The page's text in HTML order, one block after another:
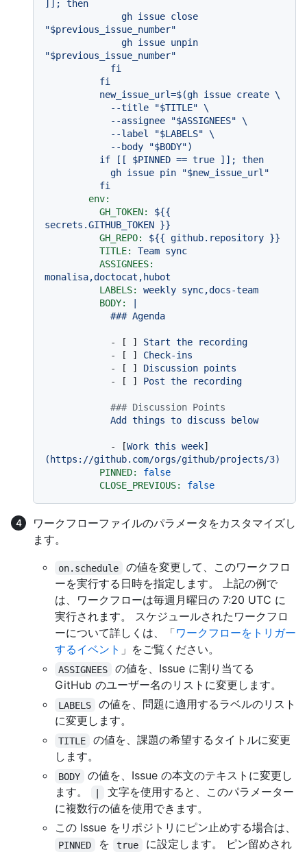
]]; then
"$previous_issue_number"
"$previous_issue_number"
env:
GH_TOKEN:
${{
secrets.GITHUB_TOKEN }}
GH_REPO:
${{ github.repository }}
TITLE:
Team sync
ASSIGNEES:
monalisa,doctocat,hubot
LABELS:
weekly sync,docs-team
BODY:
- [ ] Start the
recording
-
[ ] Check-ins
-
[ ] Discussion points
-
[ ] Post the recording
### Discussion Points
Add
things to discuss below
- [Work this week]
(https://github.com/orgs/github/projects/3)
PINNED:
false
CLOSE_PREVIOUS:
false
ワークフローファイルのパラメータをカスタマイズし
ます。
on.schedule
の値を変更して、このワークフロ
ーを実行する日時を指定します。 上記の例で
は、ワークフローは毎週月曜日の 7:20 UTC に
実行されます。 スケジュールされたワークフロ
ーについて詳しくは、「ワークフローをトリガー
するイベント 」をご覧ください。
ASSIGNEES
の値を、Issue に割り当てる
GitHub のユーザー名のリストに変更します。
LABELS
の値を、問題に適用するラベルのリスト
に変更します。
TITLE
の値を、課題の希望するタイトルに変更
します。
BODY
の値を、Issue の本文のテキストに変更し
ます。
|
文字を使用すると、このパラメーター
に複数行の値を使用できます。
この Issue をリポジトリにピン止めする場合は、
PINNED を true
に設定します。 ピン留めされ